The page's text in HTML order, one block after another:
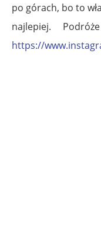
po górach, bo to
najlepiej.
https://